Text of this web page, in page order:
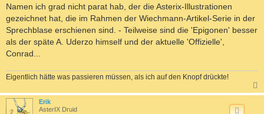
Namen ich grad nicht parat hab, der die Asterix-Illustrationen
gezeichnet hat, die im Rahmen der Wiechmann-Artikel-Serie in der
Sprechblase erschienen sind. - Teilweise sind die 'Epigonen' besser
als der späte A. Uderzo himself und der aktuelle 'Offizielle',
Conrad...
Eigentlich hätte was passieren müssen, als ich auf den Knopf drückte!
a
Erik
AsterIX Druid